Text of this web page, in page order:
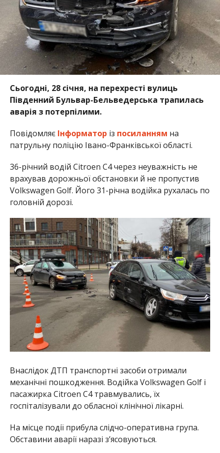
Сьогодні, 28 січня, на перехресті вулиць
Південний Бульвар-Бельведерська трапилась
аварія з потерпілими.
Повідомляє Інформатор із посиланням на
патрульну поліцію Івано-Франківської області.
36-річний водій Citroen С4 через неуважність не
врахував дорожньої обстановки й не пропустив
Volkswagen Golf. Його 31-річна водійка рухалась по
головній дорозі.
Внаслідок ДТП транспортні засоби отримали
механічні пошкодження. Водійка Volkswagen Golf і
пасажирка Citroen С4 травмувались, їх
госпіталізували до обласної клінічної лікарні.
На місце події прибула слідчо-оперативна група.
Обставини аварії наразі з’ясовуються.